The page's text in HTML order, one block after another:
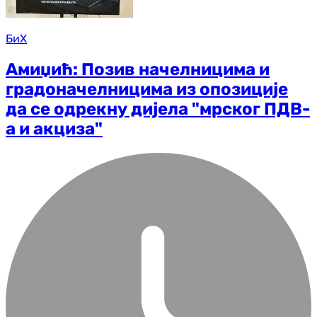
БиХ
Амиџић: Позив начелницима и
градоначелницима из опозиције
да се одрекну дијела "мрског ПДВ-
а и акциза"